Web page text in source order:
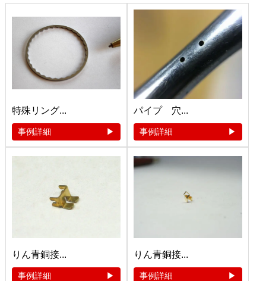
特殊リング...
事例詳細
パイプ 穴...
事例詳細
りん青銅接...
事例詳細
りん青銅接...
事例詳細